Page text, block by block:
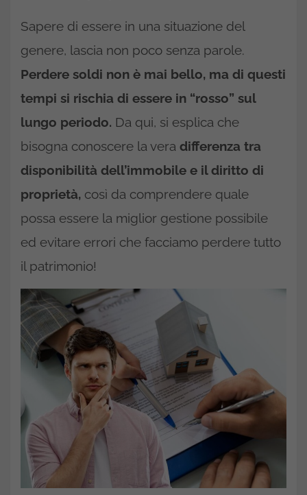
Sapere di essere in una situazione del
genere, lascia non poco senza parole.
Perdere soldi non è mai bello, ma di questi
tempi si rischia di essere in “rosso” sul
lungo periodo. Da qui, si esplica che
bisogna conoscere la vera differenza tra
disponibilità dell’immobile e il diritto di
proprietà, così da comprendere quale
possa essere la miglior gestione possibile
ed evitare errori che facciamo perdere tutto
il patrimonio!